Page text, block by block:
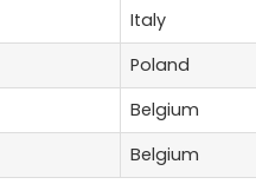
Italy
Poland
Belgium
Belgium